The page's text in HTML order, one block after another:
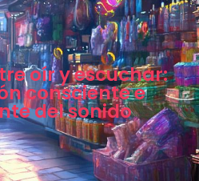
oír y escuchar:
consciente e
del sonido